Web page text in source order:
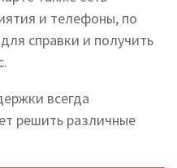
и телефоны, по
справки и получить
всегда
решить различные